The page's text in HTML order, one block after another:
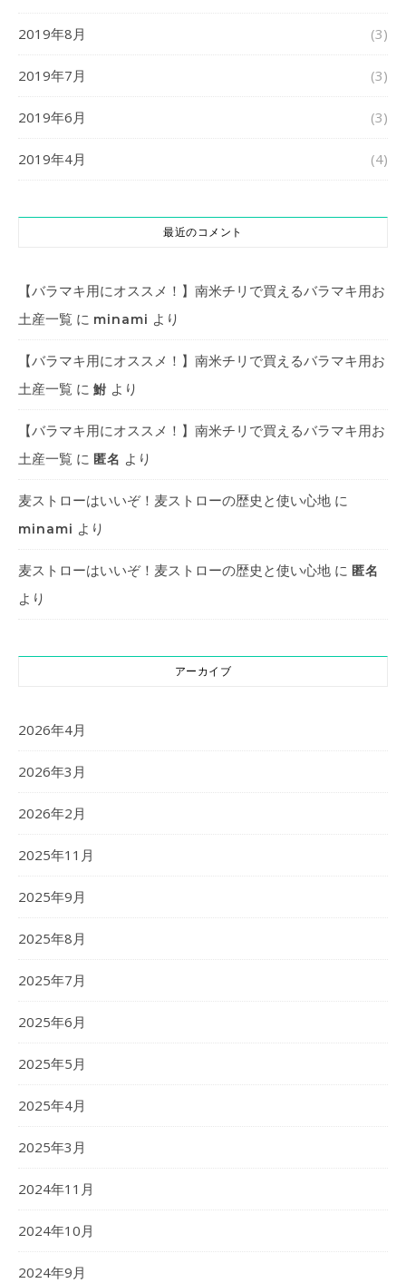
2019年8月 (3)
2019年7月 (3)
2019年6月 (3)
2019年4月 (4)
最近のコメント
【バラマキ用にオススメ！】南米チリで買えるバラマキ用お
土産一覧 に minami より
【バラマキ用にオススメ！】南米チリで買えるバラマキ用お
土産一覧 に 鮒 より
【バラマキ用にオススメ！】南米チリで買えるバラマキ用お
土産一覧 に 匿名 より
麦ストローはいいぞ！麦ストローの歴史と使い心地 に
minami より
麦ストローはいいぞ！麦ストローの歴史と使い心地 に 匿名
より
アーカイブ
2026年4月
2026年3月
2026年2月
2025年11月
2025年9月
2025年8月
2025年7月
2025年6月
2025年5月
2025年4月
2025年3月
2024年11月
2024年10月
2024年9月